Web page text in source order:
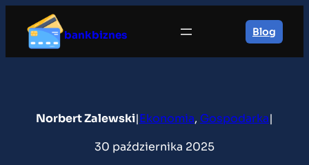
treści
bankbiznes Blog
Norbert Zalewski|Ekonomia, Gospodarka|
30 października 2025